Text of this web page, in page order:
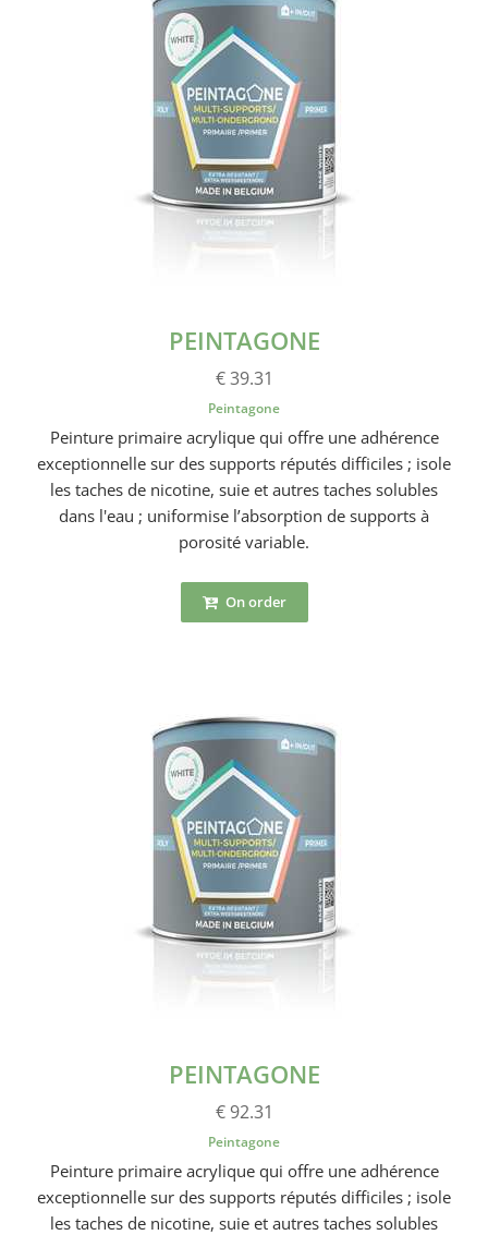
PEINTAGONE
€ 39.31
Peintagone
Peinture primaire acrylique qui offre une adhérence
exceptionnelle sur des supports réputés difficiles ; isole
les taches de nicotine, suie et autres taches solubles
dans l'eau ; uniformise l’absorption de supports à
porosité variable.
On order
PEINTAGONE
€ 92.31
Peintagone
Peinture primaire acrylique qui offre une adhérence
exceptionnelle sur des supports réputés difficiles ; isole
les taches de nicotine, suie et autres taches solubles